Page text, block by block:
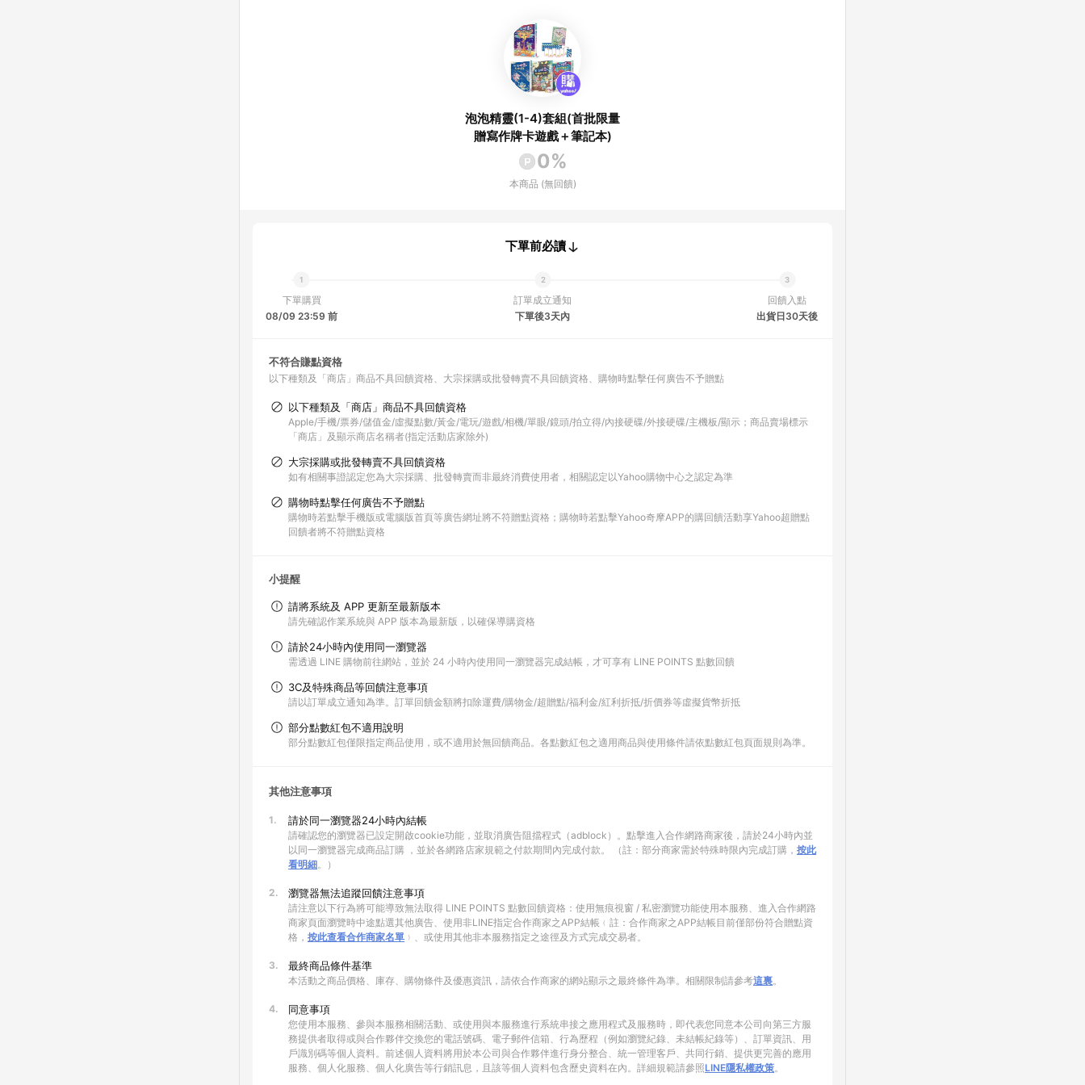
泡泡精靈(1-4)套組(首批限量
贈寫作牌卡遊戲＋筆記本)
0%
本商品 (無回饋)
下單前必讀
下單購買
08/09 23:59 前
訂單成立通知
下單後3天內
回饋入點
出貨日30天後
不符合賺點資格
以下種類及「商店」商品不具回饋資格 大宗採購或批發轉賣不具回饋資格 購物時點擊任何廣告不予贈點
以下種類及「商店」商品不具回饋資格
Apple/手機/票券/儲值金/虛擬點數/黃金/電玩/遊戲/相機/單眼/鏡頭/拍立得/內接硬碟/外接硬碟/主機板/顯示；商品賣場標示
「商店」及顯示商店名稱者(指定活動店家除外)
大宗採購或批發轉賣不具回饋資格
如有相關事證認定您為大宗採購、批發轉賣而非最終消費使用者，相關認定以Yahoo購物中心之認定為準
購物時點擊任何廣告不予贈點
購物時若點擊手機版或電腦版首頁等廣告網址將不符贈點資格；購物時若點擊Yahoo奇摩APP的購回饋活動享Yahoo超贈點
回饋者將不符贈點資格
小提醒
請將系統及 APP 更新至最新版本
請先確認作業系統與 APP 版本為最新版，以確保導購資格
請於24小時內使用同一瀏覽器
需透過 LINE 購物前往網站，並於 24 小時內使用同一瀏覽器完成結帳，才可享有 LINE POINTS 點數回饋
3C及特殊商品等回饋注意事項
請以訂單成立通知為準。訂單回饋金額將扣除運費/購物金/超贈點/福利金/紅利折抵/折價券等虛擬貨幣折抵
部分點數紅包不適用說明
部分點數紅包僅限指定商品使用，或不適用於無回饋商品。各點數紅包之適用商品與使用條件請依點數紅包頁面規則為準。
其他注意事項
1. 請於同一瀏覽器24小時內結帳
請確認您的瀏覽器已設定開啟cookie功能，並取消廣告阻擋程式（adblock）。點擊進入合作網路商家後，請於24小時內並
以同一瀏覽器完成商品訂購 ，並於各網路店家規範之付款期間內完成付款。 （註：部分商家需於特殊時限內完成訂購， 按此
看明細。）
2. 瀏覽器無法追蹤回饋注意事項
請注意以下行為將可能導致無法取得 LINE POINTS 點數回饋資格：使用無痕視窗 / 私密瀏覽功能使用本服務、進入合作網路
商家頁面瀏覽時中途點選其他廣告、使用非LINE指定合作商家之APP結帳﹙註：合作商家之APP結帳目前僅部份符合贈點資
格， 按此查看合作商家名單 ﹚、或使用其他非本服務指定之途徑及方式完成交易者。
3. 最終商品條件基準
本活動之商品價格、庫存、購物條件及優惠資訊，請依合作商家的網站顯示之最終條件為準。相關限制請參考這裏。
4. 同意事項
您使用本服務、參與本服務相關活動、或使用與本服務進行系統串接之應用程式及服務時，即代表您同意本公司向第三方服
務提供者取得或與合作夥伴交換您的電話號碼、電子郵件信箱、行為歷程（例如瀏覽紀錄、未結帳紀錄等）、訂單資訊、用
戶識別碼等個人資料。前述個人資料將用於本公司與合作夥伴進行身分整合、統一管理客戶、共同行銷、提供更完善的應用
服務、個人化服務、個人化廣告等行銷訊息，且該等個人資料包含歷史資料在內。詳細規範請參照LINE隱私權政策。